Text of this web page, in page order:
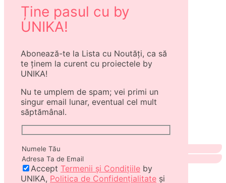
Ține pasul cu by
UNIKA!
Abonează-te la Lista cu Noutăți, ca să
te ținem la curent cu proiectele by
UNIKA!
Nu te umplem de spam; vei primi un
singur email lunar, eventual cel mult
săptămânal.
Accept Termenii și Condițiile by
UNIKA, Politica de Confidențialitate și